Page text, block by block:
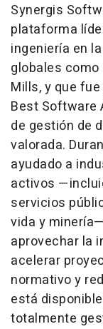
Synergis
plataforma
ingeniería en
globales como
Mills, y que
Best Software
de gestión de
valorada.
ayudado a
activos
servicios
vida y
aprovechar la
acelerar
normativo y
está
totalmente